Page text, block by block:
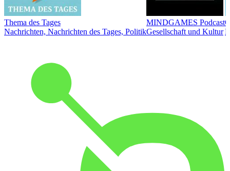
Thema des Tages
Nachrichten, Nachrichten des Tages, Politik
MINDGAMES Podcast
Gesellschaft und Kultur